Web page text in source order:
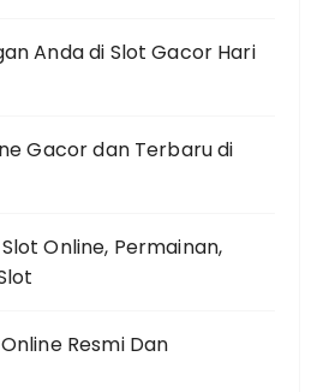
Anda di Slot Gacor Hari
Gacor dan Terbaru di
Online, Permainan,
Resmi Dan